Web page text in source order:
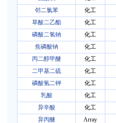
邻二氯苯
化工
草酸二乙酯
化工
磷酸二氢钠
化工
焦磷酸钠
化工
丙二醇甲醚
化工
二甲基二硫
化工
磷酸氢二钾
化工
乳酸
化工
异辛酸
化工
异丙醚
Array